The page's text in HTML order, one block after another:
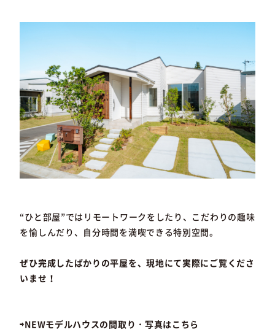
“ひと部屋”ではリモートワークをしたり、こだわりの趣味
を愉しんだり、自分時間を満喫できる特別空間。
ぜひ完成したばかりの平屋を、現地にて実際にご覧くださ
いませ！
⇨NEWモデルハウスの間取り・写真はこちら